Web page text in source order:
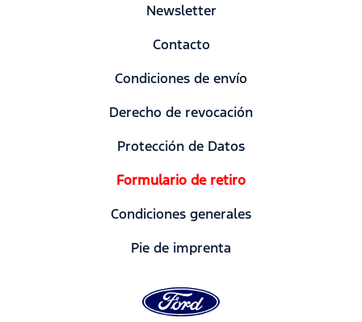
Newsletter
Contacto
Condiciones de envío
Derecho de revocación
Protección de Datos
Formulario de retiro
Condiciones generales
Pie de imprenta